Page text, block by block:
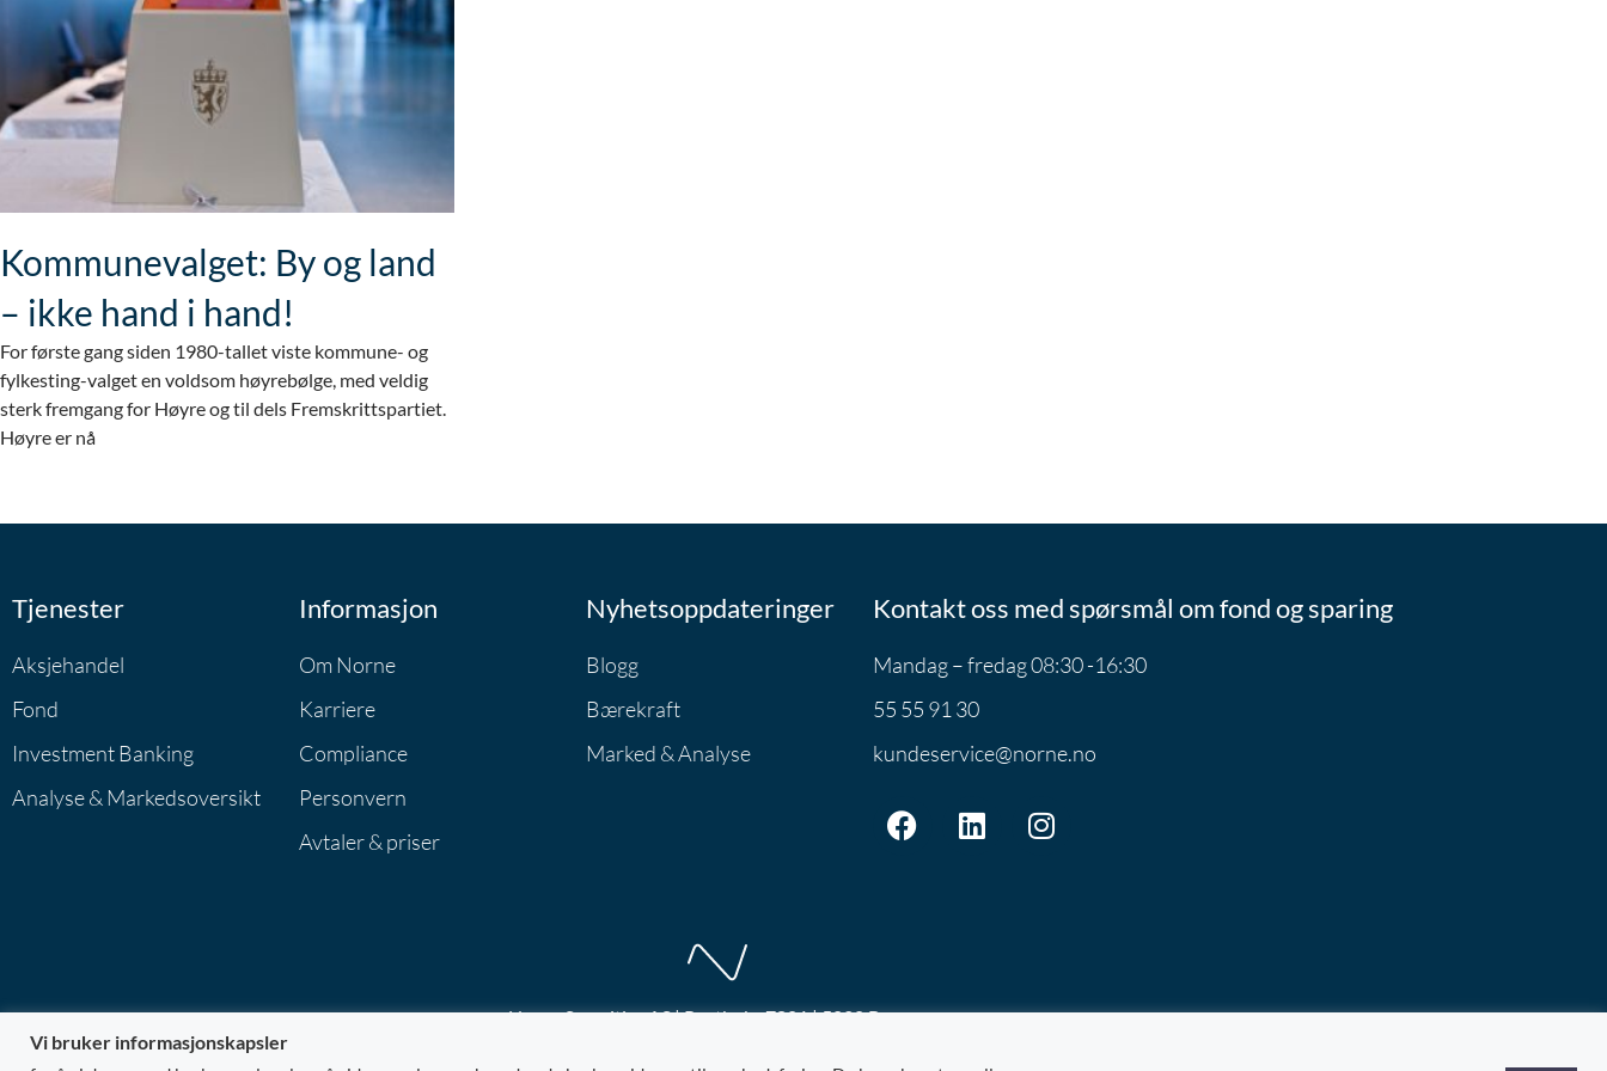
Kommunevalget: By og land
– ikke hand i hand!
For første gang siden 1980-tallet viste kommune- og
fylkesting-valget en voldsom høyrebølge, med veldig
sterk fremgang for Høyre og til dels Fremskrittspartiet.
Høyre er nå
Tjenester
Aksjehandel
Fond
Investment Banking
Analyse & Markedsoversikt
Informasjon
Om Norne
Karriere
Compliance
Personvern
Avtaler & priser
Nyhetsoppdateringer
Blogg
Bærekraft
Marked & Analyse
Kontakt oss med spørsmål om fond og sparing
Mandag – fredag 08:30 -16:30
55 55 91 30
kundeservice@norne.no
Norne Securities AS | Postboks 7801 | 5020 Bergen
Vi bruker informasjonskapsler